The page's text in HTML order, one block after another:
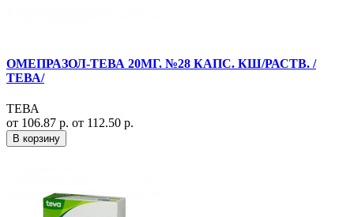
ОМЕПРАЗОЛ-ТЕВА 20МГ. №28 КАПС. КШ/РАСТВ. /
ТЕВА/
ТЕВА
от 106.87 р. от 112.50 р.
В корзину